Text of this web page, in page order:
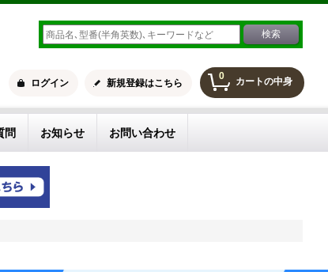
0 カートの中身
ログイン 新規登録はこちら
問 お知らせ お問い合わせ